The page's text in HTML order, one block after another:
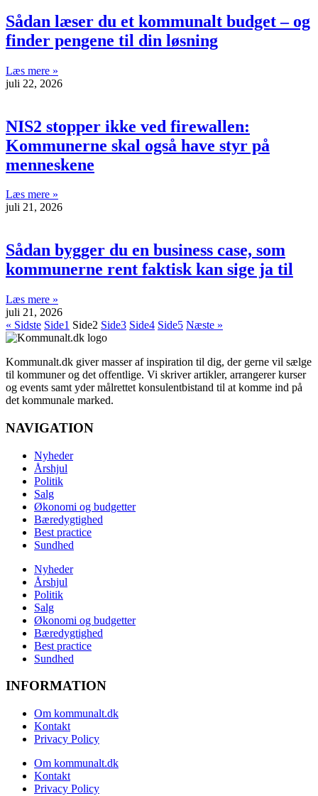
Sådan læser du et kommunalt budget – og
finder pengene til din løsning
Læs mere »
juli 22, 2026
NIS2 stopper ikke ved firewallen:
Kommunerne skal også have styr på
menneskene
Læs mere »
juli 21, 2026
Sådan bygger du en business case, som
kommunerne rent faktisk kan sige ja til
Læs mere »
juli 21, 2026
« Sidste Side1 Side2 Side3 Side4 Side5 Næste »
Kommunalt.dk giver masser af inspiration til dig, der gerne vil sælge
til kommuner og det offentlige. Vi skriver artikler, arrangerer kurser
og events samt yder målrettet konsulentbistand til at komme ind på
det kommunale marked.
NAVIGATION
Nyheder
Årshjul
Politik
Salg
Økonomi og budgetter
Bæredygtighed
Best practice
Sundhed
Nyheder
Årshjul
Politik
Salg
Økonomi og budgetter
Bæredygtighed
Best practice
Sundhed
INFORMATION
Om kommunalt.dk
Kontakt
Privacy Policy
Om kommunalt.dk
Kontakt
Privacy Policy